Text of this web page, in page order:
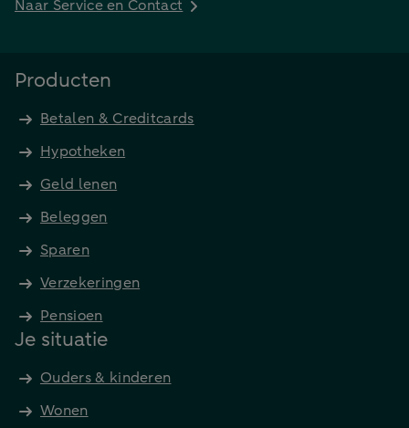
Naar Service en Contact
Producten
Betalen & Creditcards
Hypotheken
Geld lenen
Beleggen
Sparen
Verzekeringen
Pensioen
Je situatie
Ouders & kinderen
Wonen